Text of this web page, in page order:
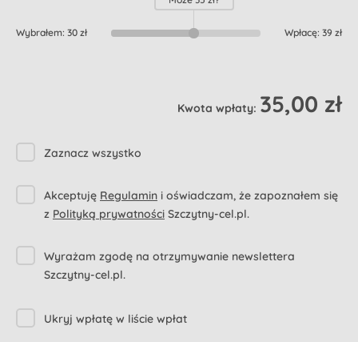
Wybrałem: 30 zł Wpłacę: 39 zł
Kwota wpłaty: 35,00 zł
Zaznacz wszystko
Akceptuję Regulamin i oświadczam, że zapoznałem się
z Polityką prywatności Szczytny-cel.pl.
Wyrażam zgodę na otrzymywanie newslettera
Szczytny-cel.pl.
Ukryj wpłatę w liście wpłat